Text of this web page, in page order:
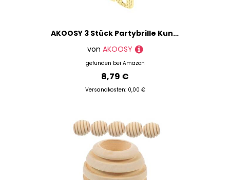
AKOOSY 3 Stück Partybrille Kunststoff Bunte Neujahrs Dekoration Leichte Langlebige Fotorequisite für Silvester Lustige Tanzbrille in Silber Gold
von AKOOSY
gefunden bei Amazon
8,79 €
Versandkosten: 0,00 €